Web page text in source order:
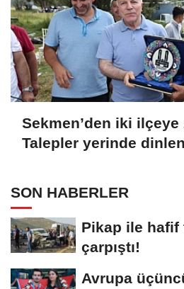
Sekmen’den iki ilçeye
Talepler yerinde
SON HABERLER
Pikap ile hafif
çarpıştı!
Avrupa